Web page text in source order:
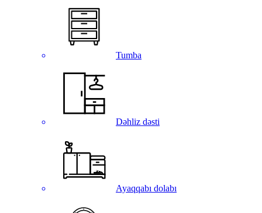
Tumba
Dəhliz dəsti
Ayaqqabı dolabı